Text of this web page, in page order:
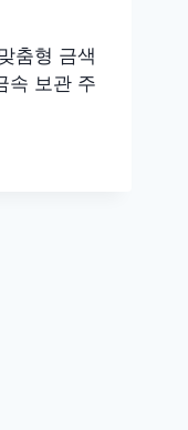
춤형 금색
속 보관 주